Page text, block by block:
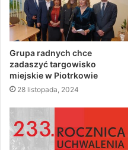
Grupa radnych chce
zadaszyć targowisko
miejskie w Piotrkowie
28 listopada, 2024